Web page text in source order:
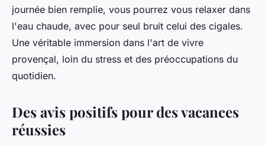
journée bien remplie, vous pourrez vous relaxer dans
l'eau chaude, avec pour seul bruit celui des cigales.
Une véritable immersion dans l'art de vivre
provençal, loin du stress et des préoccupations du
quotidien.
Des avis positifs pour des vacances
réussies